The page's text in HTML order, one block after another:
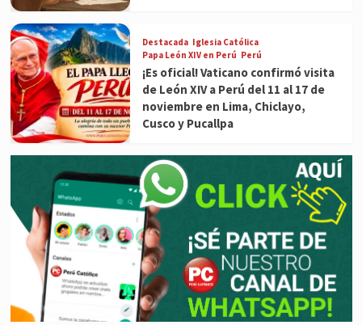
Destacada Iglesia Católica
Papa León XIV en Perú Perú
¡Es oficial! Vaticano confirmó visita
de León XIV a Perú del 11 al 17 de
noviembre en Lima, Chiclayo,
Cusco y Pucallpa